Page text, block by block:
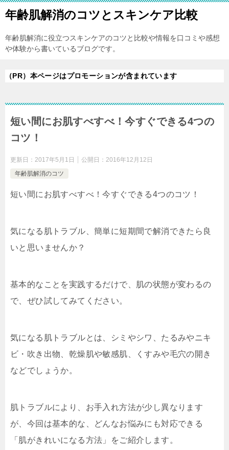
年齢肌解消のコツとスキンケア比較
年齢肌解消に役立つスキンケアのコツと比較や情報を口コミや感想
や体験から書いているブログです。
（PR）本ページはプロモーションが含まれています
短い間にお肌すべすべ！今すぐできる4つの
コツ！
更新日： 2017年5月1日 公開日： 2016年12月12日
年齢肌解消のコツ
短い間にお肌すべすべ！今すぐできる4つのコツ！
気になる肌トラブル、簡単に短期間で解消できたら良
いと思いませんか？
基本的なことを実践するだけで、肌の状態が変わるの
で、ぜひ試してみてください。
気になる肌トラブルとは、シミやシワ、たるみやニキ
ビ・吹き出物、乾燥肌や敏感肌、くすみや毛穴の開き
などでしょうか。
肌トラブルにより、お手入れ方法が少し異なります
が、今回は基本的な、どんなお悩みにも対応できる
「肌がきれいになる方法」をご紹介します。